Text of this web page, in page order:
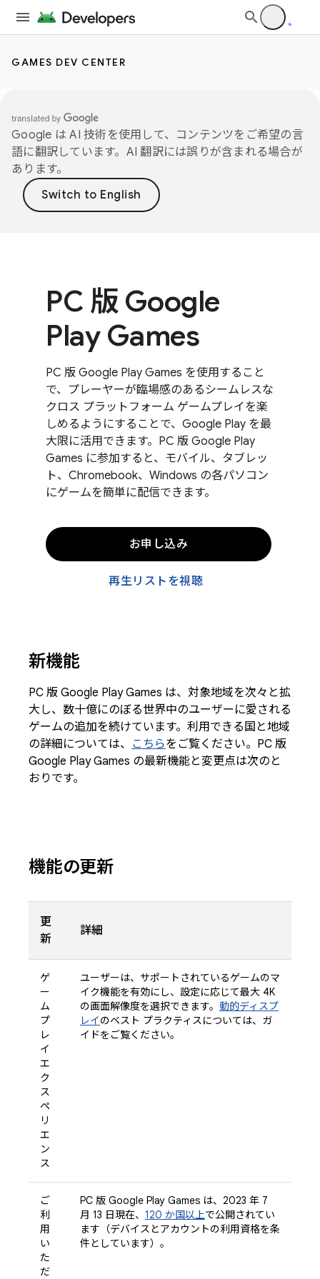
GAMES DEV CENTER
Google は AI 技術を使用して、コンテンツをご希望の言
語に翻訳しています。AI 翻訳には誤りが含まれる場合が
あります。
PC 版 Google
Play Games
PC 版 Google Play Games を使用すること
で、プレーヤーが臨場感のあるシームレスな
クロス プラットフォーム ゲームプレイを楽
しめるようにすることで、Google Play を最
大限に活用できます。PC 版 Google Play
Games に参加すると、モバイル、タブレッ
ト、Chromebook、Windows の各パソコン
にゲームを簡単に配信できます。
お申し込み
再生リストを視聴
新機能
PC 版 Google Play Games は、対象地域を次々と拡
大し、数十億にのぼる世界中のユーザーに愛される
ゲームの追加を続けています。利用できる国と地域
の詳細については、 こちらをご覧ください。PC 版
Google Play Games の最新機能と変更点は次のと
おりです。
機能の更新
更
新
詳細
ゲ
ー
ム
プ
レ
イ
エ
ク
ス
ペ
リ
エ
ン
ス
ユーザーは、サポートされているゲームのマ
イク機能を有効にし、設定に応じて最大 4K
の画面解像度を選択できます。 動的ディスプ
レイのベスト プラクティスについては、ガ
イドをご覧ください。
ご
利
用
い
た
だ
PC 版 Google Play Games は、2023 年 7
月 13 日現在、 120 か国以上で公開されてい
ます（デバイスとアカウントの利用資格を条
件としています）。